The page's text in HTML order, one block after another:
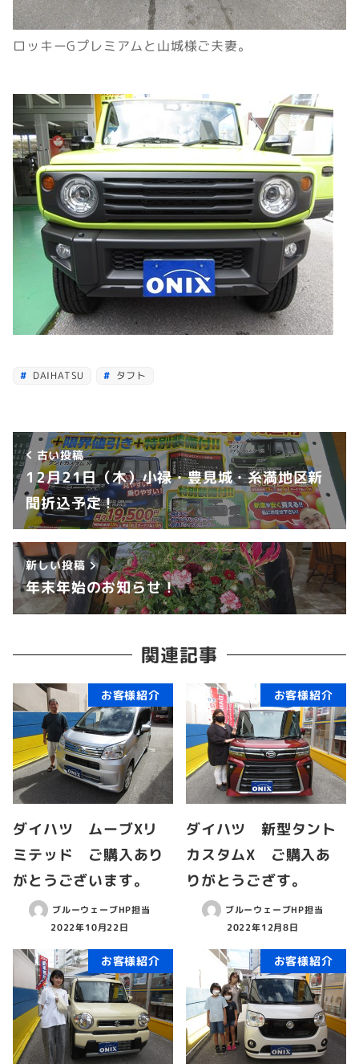
ロッキーGプレミアムと山城様ご夫妻。
DAIHATSU タフト
古い投稿
12月21日（木）小禄・豊見城・糸満地区新
聞折込予定！
新しい投稿
年末年始のお知らせ！
関連記事
お客様紹介
ダイハツ ムーブXリ
ミテッド ご購入あり
がとうございます。
ブルーウェーブHP担当
2022年10月22日
お客様紹介
ダイハツ 新型タント
カスタムX ご購入あ
りがとうござす。
ブルーウェーブHP担当
2022年12月8日
お客様紹介 お客様紹介